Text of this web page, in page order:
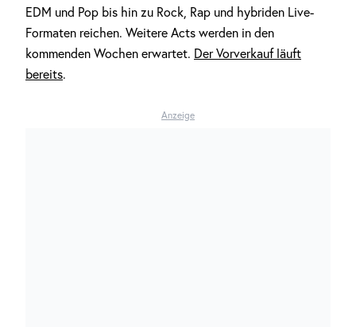
EDM und Pop bis hin zu Rock, Rap und hybriden Live-
Formaten reichen. Weitere Acts werden in den
kommenden Wochen erwartet. Der Vorverkauf läuft
bereits.
Anzeige